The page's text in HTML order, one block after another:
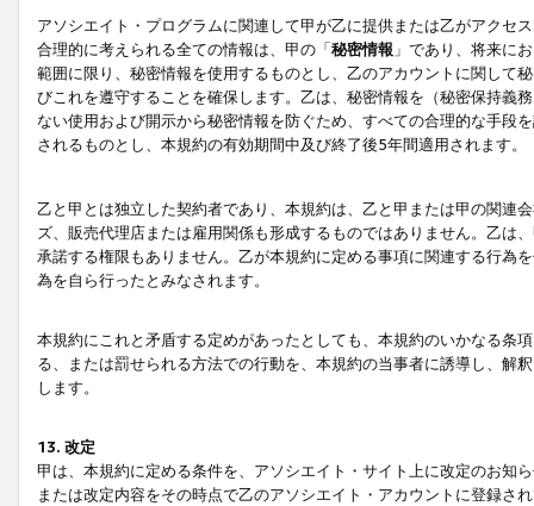
アソシエイト・プログラムに関連して甲が乙に提供または乙がアクセ
合理的に考えられる全ての情報は、甲の「秘密情報 」であり、将来に
範囲に限り、秘密情報を使用するものとし、乙のアカウントに関して
びこれを遵守することを確保します。乙は、秘密情報を（秘密保持義
ない使用および開示から秘密情報を防ぐため、すべての合理的な手段
されるものとし、本規約の有効期間中及び終了後5年間適用されます。
乙と甲とは独立した契約者であり、本規約は、乙と甲または甲の関連
ズ、販売代理店または雇用関係も形成するものではありません。乙は
承諾する権限もありません。乙が本規約に定める事項に関連する行為
為を自ら行ったとみなされます。
本規約にこれと矛盾する定めがあったとしても、本規約のいかなる条
る、または罰せられる方法での行動を、本規約の当事者に誘導し、解
します。
13. 改定
甲は、本規約に定める条件を、アソシエイト・サイト上に改定のお知
または改定内容をその時点で乙のアソシエイト・アカウントに登録さ